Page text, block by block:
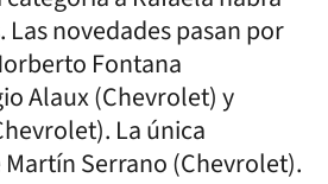
novedades pasan por
Fontana
Alaux (Chevrolet) y
La única
Martín Serrano (Chevrolet).